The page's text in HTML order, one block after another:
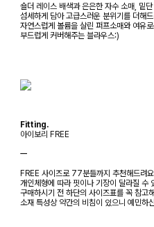
숄더 레이스 배색과 은은한 자수 소매, 밑단
섬세하게 담아 고급스러운 분위기를 더해
자연스럽게 볼륨을 살린 퍼프소매와 여유
부드럽게 커버해주는 블라우스:)
Fitting.
아이보리 FREE
ㅡ
FREE 사이즈로 77분들까지 추천해드려요
개인체형에 따라 핏이나 기장이 달라질 수
구매하시기 전 하단의 사이즈표를 꼭 참고
소재 특성상 약간의 비침이 있으니 예민하